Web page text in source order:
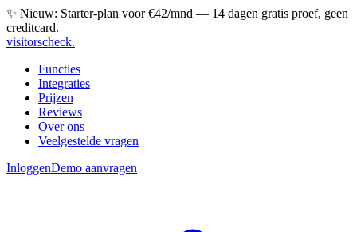
✨ Nieuw: Starter-plan voor €42/mnd — 14 dagen gratis proef, geen
creditcard.
visitorscheck.
Functies
Integraties
Prijzen
Reviews
Over ons
Veelgestelde vragen
InloggenDemo aanvragen